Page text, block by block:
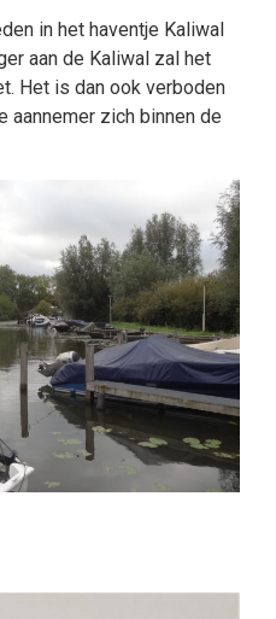
in het haventje Kaliwal
aan de Kaliwal zal het
Het is dan ook verboden
aannemer zich binnen de